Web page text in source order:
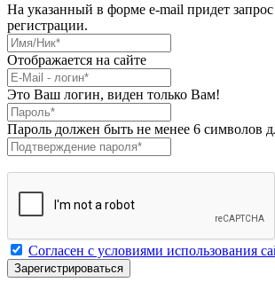
На указанный в форме e-mail придет
регистрации.
Имя/Ник
Отображается на сайте
E-Mail *
Это Ваш логин, виден только Вам!
Пароль*
Пароль должен быть не менее 6 символов
Подтверждение пароля
Согласен с условиями использования